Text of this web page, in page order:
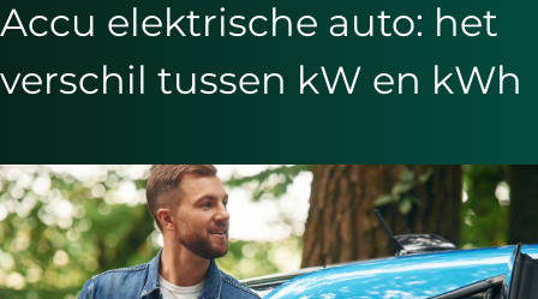
Accu elektrische auto: het
verschil tussen kW en kWh